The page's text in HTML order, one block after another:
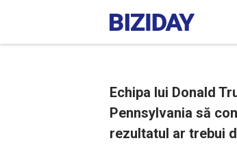
Echipa lui Donald
Pennsylvania să
rezultatul ar trebui